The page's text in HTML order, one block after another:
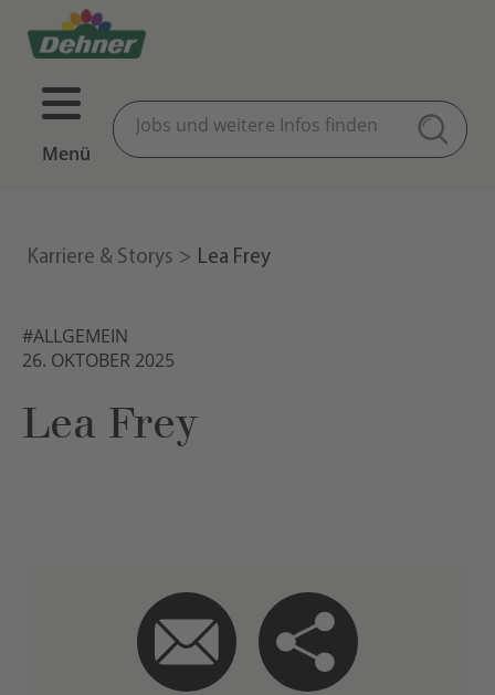
Menü
Karriere & Storys Lea Frey
#ALLGEMEIN
26. OKTOBER 2025
Lea Frey